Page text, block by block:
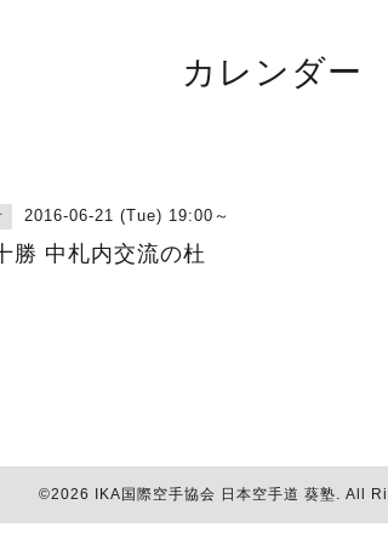
カレンダー
2016-06-21 (Tue) 19:00～
勝 中札内交流の杜
©2026 IKA国際空手協会 日本空手道 葵塾. All